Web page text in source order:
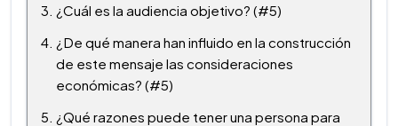
¿Cuál es la audiencia objetivo? (#5)
¿De qué manera han influido en la construcción
de este mensaje las consideraciones
económicas? (#5)
¿Qué razones puede tener una persona para